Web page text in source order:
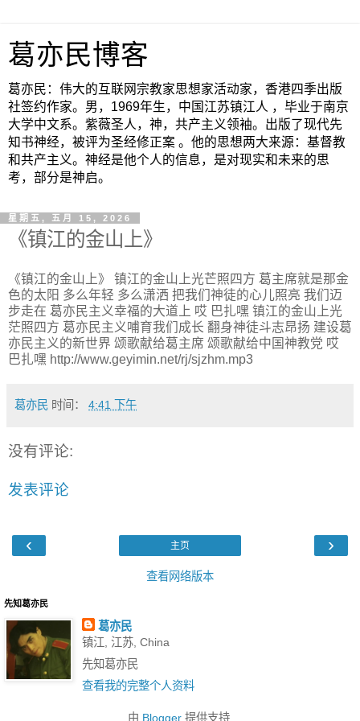
葛亦民博客
葛亦民：伟大的互联网宗教家思想家活动家，香港四季出版
社签约作家。男，1969年生，中国江苏镇江人 ，毕业于南京
大学中文系。紫薇圣人，神，共产主义领袖。出版了现代先
知书神经，被评为圣经修正案 。他的思想两大来源：基督教
和共产主义。神经是他个人的信息，是对现实和未来的思
考，部分是神启。
星期五, 五月 15, 2026
《镇江的金山上》
《镇江的金山上》 镇江的金山上光芒照四方 葛主席就是那金
色的太阳 多么年轻 多么潇洒 把我们神徒的心儿照亮 我们迈
步走在 葛亦民主义幸福的大道上 哎 巴扎嘿 镇江的金山上光
茫照四方 葛亦民主义哺育我们成长 翻身神徒斗志昂扬 建设葛
亦民主义的新世界 颂歌献给葛主席 颂歌献给中国神教党 哎
巴扎嘿 http://www.geyimin.net/rj/sjzhm.mp3
葛亦民 时间： 4:41 下午
没有评论:
发表评论
‹ ›
主页
查看网络版本
先知葛亦民
葛亦民
镇江, 江苏, China
先知葛亦民
查看我的完整个人资料
由 Blogger提供支持.